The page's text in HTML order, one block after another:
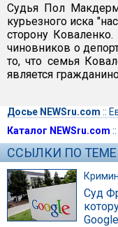
Судья Пол
курьезного иска
сторону
чиновников о
то, что семья
является
Досье NEWSru.com ::
Каталог NEWSru.com ::
ССЫЛКИ ПО ТЕМЕ
Суд
Google